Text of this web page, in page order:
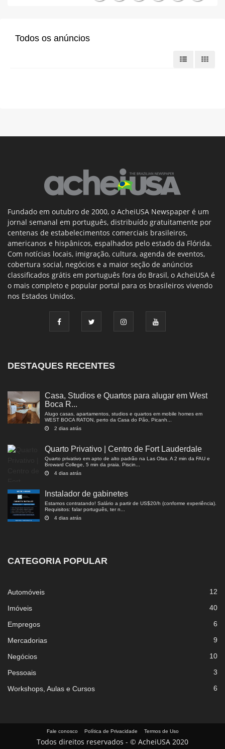
Todos os anúncios
Fundado em outubro de 2000, o AcheiUSA Newspaper é um
jornal semanal em português, distribuído gratuitamente por
centenas de estabelecimentos comerciais brasileiros,
americanos e hispânicos, espalhados pelo estado da Flórida.
Com notícias locais, imigração, cultura, agenda de eventos,
cobertura social, negócios e a maior seção de anúncios
classificados grátis em português fora do Brasil, o AcheiUSA é
o mais completo e popular portal para os brasileiros vivendo
nos Estados Unidos.
DESTAQUES RECENTES
Casa, Studios e Quartos para alugar em West
Boca R...
Alugo casas, apartamentos, studios e quartos em mobile homes em
WEST BOCA RATON, perto da Casa do Pão, Picanh...
2 dias atrás
Quarto Privativo | Centro de Fort Lauderdale
Quarto privativo em apto de alto padrão na Las Olas. A 2 min da FAU e
Broward College, 5 min da praia. Piscin...
4 dias atrás
Instalador de gabinetes
Estamos contratando! Salário a partir de US$20/h (conforme experiência).
Requisitos: falar português, ter n...
4 dias atrás
CATEGORIA POPULAR
Automóveis 12
Imóveis 40
Empregos 6
Mercadorias 9
Negócios 10
Pessoais 3
Workshops, Aulas e Cursos 6
Fale conosco Política de Privacidade Termos de Uso
Todos direitos reservados - © AcheiUSA 2020